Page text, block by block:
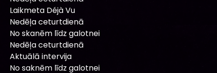
Laikmeta Déjà Vu
Nedēļa ceturtdienā
No skanēm līdz galotnei
Nedēļa ceturtdienā
Aktuālā intervija
No saknēm līdz galotnei